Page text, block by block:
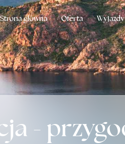
Strona główna Oferta
-